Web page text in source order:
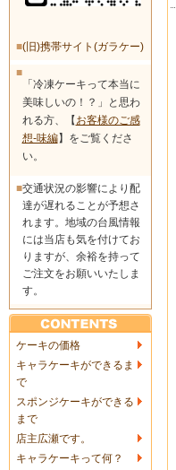
■(旧)携帯サイト(ガラケー)
■
「冷凍ケーキって本当に
美味しいの！？」と思わ
れる方、【 お客様のご感
想-味編】をご覧くださ
い。
■交通状況の影響により配
達が遅れることが予想さ
れます。地域の台風情報
には当店も気を付けてお
りますが、余裕を持って
ご注文をお願いいたしま
す。
ケーキの価格
キャラケーキができるま
で
スポンジケーキができる
まで
店主広瀬です。
キャラケーキって何？